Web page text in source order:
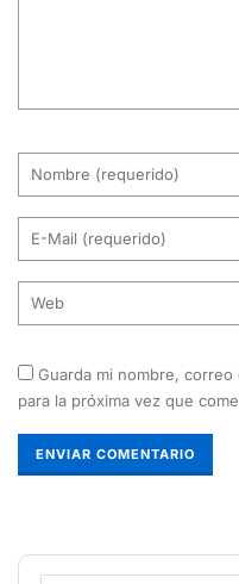
Guarda mi nombre,
para la próxima vez que